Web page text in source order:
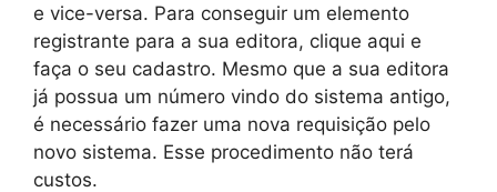
e vice-versa. Para conseguir um elemento
registrante para a sua editora, clique aqui e
faça o seu cadastro. Mesmo que a sua editora
já possua um número vindo do sistema antigo,
é necessário fazer uma nova requisição pelo
novo sistema. Esse procedimento não terá
custos.